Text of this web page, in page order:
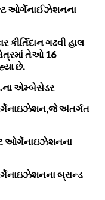
ઓર્ગેનાઈઝેશનના
ગઢવી હાલ
તેઓ 16
છે.
એમ્બેસેડર
ઓર્ગેનાઇઝેશન,જે અંતર્ગત
ઓર્ગેનાઇઝેશનના
બ્રાન્ડ